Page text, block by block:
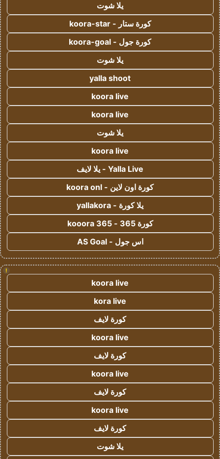
يلا شوت
كورة ستار - koora-star
كورة جول - koora-goal
يلا شوت
yalla shoot
koora live
koora live
يلا شوت
koora live
Yalla Live - يلا لايف
كورة اون لاين - koora onl
يلا كورة - yallakora
كورة 365 - kooora 365
اس جول - AS Goal
!
koora live
kora live
كورة لايف
koora live
كورة لايف
koora live
كورة لايف
koora live
كورة لايف
يلا شوت